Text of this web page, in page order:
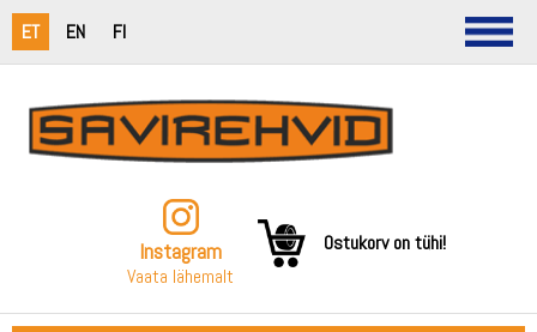
ET EN FI
Instagram
Vaata lähemalt
Ostukorv on tühi!